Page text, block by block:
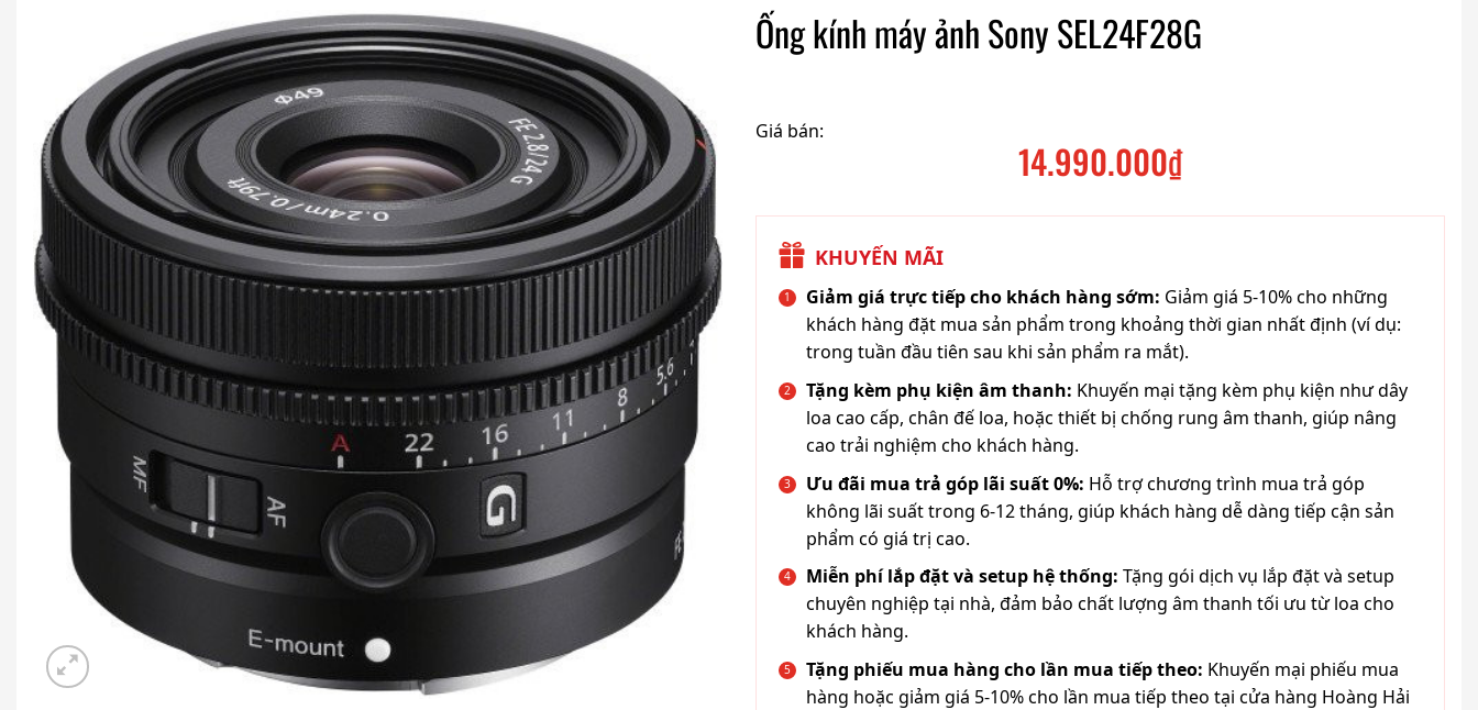
Ống kính máy ảnh Sony SEL24F28G
Giá bán:
14.990.000₫
KHUYẾN MÃI
Giảm giá trực tiếp cho khách hàng sớm: Giảm giá 5-10% cho những
khách hàng đặt mua sản phẩm trong khoảng thời gian nhất định (ví dụ:
trong tuần đầu tiên sau khi sản phẩm ra mắt).
Tặng kèm phụ kiện âm thanh: Khuyến mại tặng kèm phụ kiện như dây
loa cao cấp, chân đế loa, hoặc thiết bị chống rung âm thanh, giúp nâng
cao trải nghiệm cho khách hàng.
Ưu đãi mua trả góp lãi suất 0%: Hỗ trợ chương trình mua trả góp
không lãi suất trong 6-12 tháng, giúp khách hàng dễ dàng tiếp cận sản
phẩm có giá trị cao.
Miễn phí lắp đặt và setup hệ thống: Tặng gói dịch vụ lắp đặt và setup
chuyên nghiệp tại nhà, đảm bảo chất lượng âm thanh tối ưu từ loa cho
khách hàng.
Tặng phiếu mua hàng cho lần mua tiếp theo: Khuyến mại phiếu mua
hàng hoặc giảm giá 5-10% cho lần mua tiếp theo tại cửa hàng Hoàng Hải